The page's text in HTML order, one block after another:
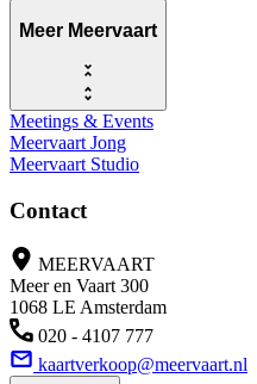
Meer Meervaart
Meetings & Events
Meervaart Jong
Meervaart Studio
Contact
MEERVAART
Meer en Vaart 300
1068 LE Amsterdam
020 - 4107 777
kaartverkoop@meervaart.nl